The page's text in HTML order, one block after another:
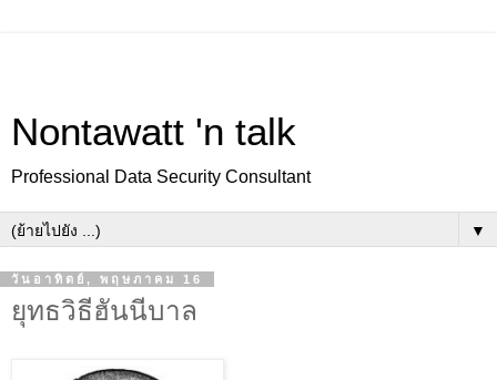
Nontawatt 'n talk
Professional Data Security Consultant
▼
วันอาทิตย์, พฤษภาคม 16
ยุทธวิธีฮันนีบาล